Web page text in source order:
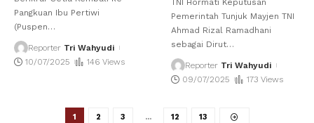
Pangkuan Ibu Pertiwi
(Puspen…
Reporter Tri Wahyudi
10/07/2025
146 Views
TNI Hormati Keputusan
Pemerintah Tunjuk Mayjen TNI
Ahmad Rizal Ramadhani
sebagai Dirut…
Reporter Tri Wahyudi
09/07/2025
173 Views
1 2 3 … 12 13